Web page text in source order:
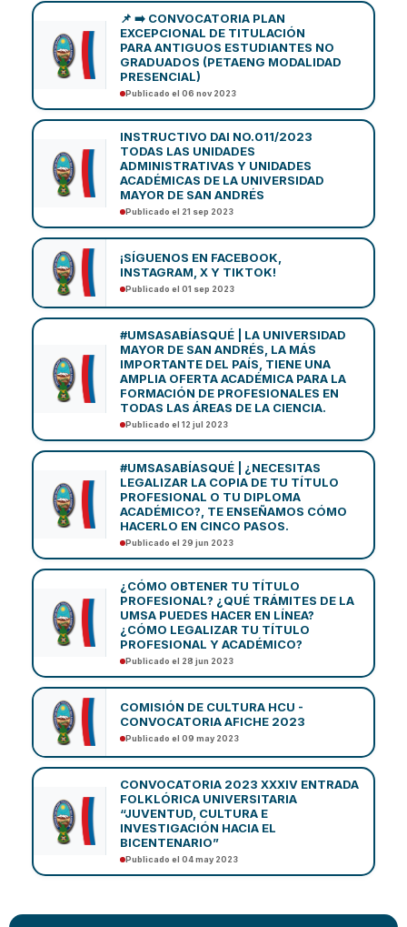
📌 ➡️ CONVOCATORIA PLAN
EXCEPCIONAL DE TITULACIÓN
PARA ANTIGUOS ESTUDIANTES NO
GRADUADOS (PETAENG MODALIDAD
PRESENCIAL)
Publicado el 06 nov 2023
INSTRUCTIVO DAI NO.011/2023
TODAS LAS UNIDADES
ADMINISTRATIVAS Y UNIDADES
ACADÉMICAS DE LA UNIVERSIDAD
MAYOR DE SAN ANDRÉS
Publicado el 21 sep 2023
¡SÍGUENOS EN FACEBOOK,
INSTAGRAM, X Y TIKTOK!
Publicado el 01 sep 2023
#UMSASABÍASQUÉ | LA UNIVERSIDAD
MAYOR DE SAN ANDRÉS, LA MÁS
IMPORTANTE DEL PAÍS, TIENE UNA
AMPLIA OFERTA ACADÉMICA PARA LA
FORMACIÓN DE PROFESIONALES EN
TODAS LAS ÁREAS DE LA CIENCIA.
Publicado el 12 jul 2023
#UMSASABÍASQUÉ | ¿NECESITAS
LEGALIZAR LA COPIA DE TU TÍTULO
PROFESIONAL O TU DIPLOMA
ACADÉMICO?, TE ENSEÑAMOS CÓMO
HACERLO EN CINCO PASOS.
Publicado el 29 jun 2023
¿CÓMO OBTENER TU TÍTULO
PROFESIONAL? ¿QUÉ TRÁMITES DE LA
UMSA PUEDES HACER EN LÍNEA?
¿CÓMO LEGALIZAR TU TÍTULO
PROFESIONAL Y ACADÉMICO?
Publicado el 28 jun 2023
COMISIÓN DE CULTURA HCU -
CONVOCATORIA AFICHE 2023
Publicado el 09 may 2023
CONVOCATORIA 2023 XXXIV ENTRADA
FOLKLÓRICA UNIVERSITARIA
“JUVENTUD, CULTURA E
INVESTIGACIÓN HACIA EL
BICENTENARIO”
Publicado el 04 may 2023